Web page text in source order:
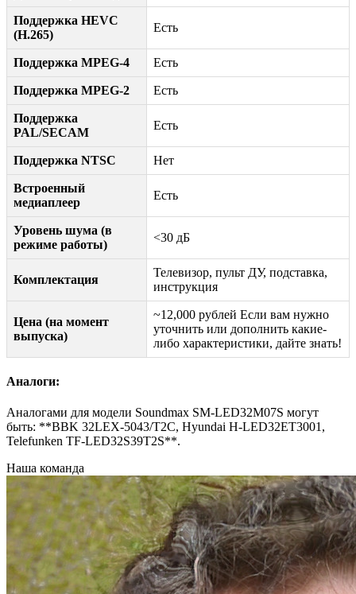
Поддержка HEVC
(H.265)
Есть
Поддержка MPEG-4 Есть
Поддержка MPEG-2 Есть
Поддержка
PAL/SECAM
Есть
Поддержка NTSC Нет
Встроенный
медиаплеер
Есть
Уровень шума (в
режиме работы)
<30 дБ
Комплектация
Телевизор, пульт ДУ, подставка,
инструкция
Цена (на момент
выпуска)
~12,000 рублей Если вам нужно
уточнить или дополнить какие-
либо характеристики, дайте знать!
Аналоги:
Аналогами для модели Soundmax SM-LED32M07S могут
быть: **BBK 32LEX-5043/T2C, Hyundai H-LED32ET3001,
Telefunken TF-LED32S39T2S**.
Наша команда